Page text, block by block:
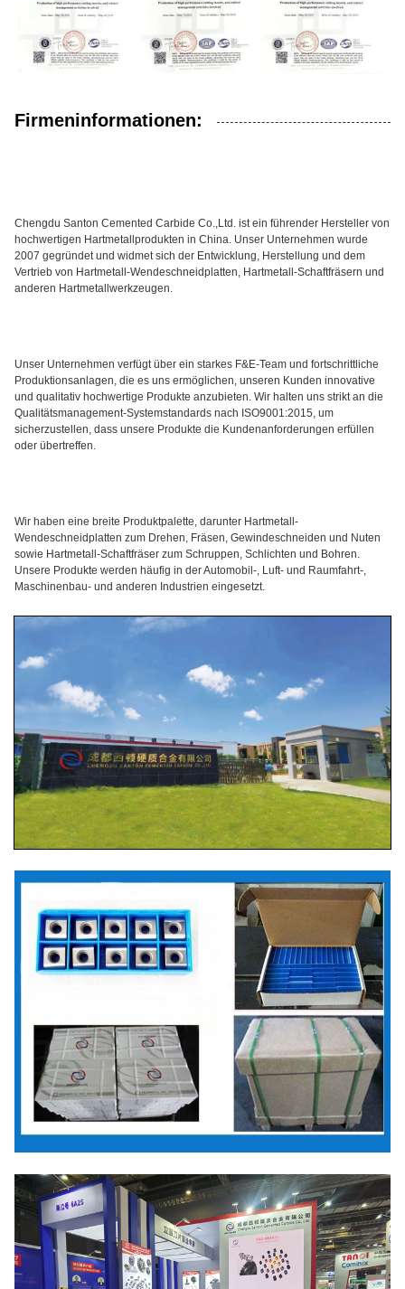
Firmeninformationen:
Chengdu Santon Cemented Carbide Co.,Ltd. ist ein führender Hersteller von
hochwertigen Hartmetallprodukten in China. Unser Unternehmen wurde
2007 gegründet und widmet sich der Entwicklung, Herstellung und dem
Vertrieb von Hartmetall-Wendeschneidplatten, Hartmetall-Schaftfräsern und
anderen Hartmetallwerkzeugen.
Unser Unternehmen verfügt über ein starkes F&E-Team und fortschrittliche
Produktionsanlagen, die es uns ermöglichen, unseren Kunden innovative
und qualitativ hochwertige Produkte anzubieten. Wir halten uns strikt an die
Qualitätsmanagement-Systemstandards nach ISO9001:2015, um
sicherzustellen, dass unsere Produkte die Kundenanforderungen erfüllen
oder übertreffen.
Wir haben eine breite Produktpalette, darunter Hartmetall-
Wendeschneidplatten zum Drehen, Fräsen, Gewindeschneiden und Nuten
sowie Hartmetall-Schaftfräser zum Schruppen, Schlichten und Bohren.
Unsere Produkte werden häufig in der Automobil-, Luft- und Raumfahrt-,
Maschinenbau- und anderen Industrien eingesetzt.